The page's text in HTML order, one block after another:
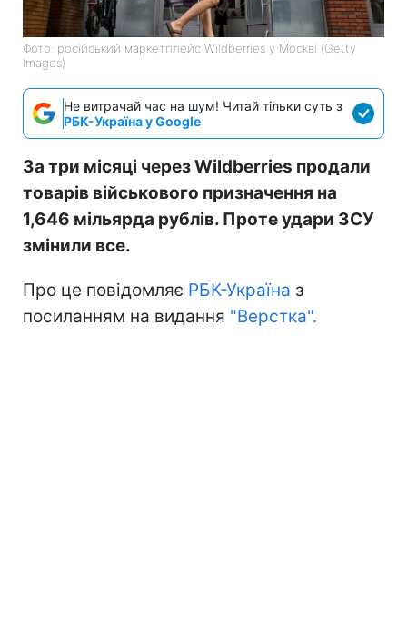
Фото: російський маркетплейс Wildberries у Москві (Getty
Images)
Не витрачай час на шум! Читай тільки суть з
РБК-Україна у Google
За три місяці через Wildberries продали
товарів військового призначення на
1,646 мільярда рублів. Проте удари ЗСУ
змінили все.
Про це повідомляє РБК-Україна з
посиланням на видання "Верстка".